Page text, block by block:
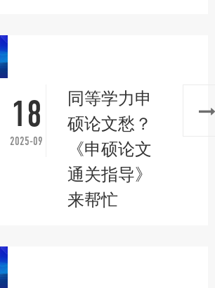
18
2025-09
同等学力申
硕论文愁？
《申硕论文
通关指导》
来帮忙